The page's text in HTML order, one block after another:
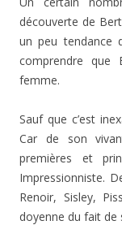
découverte de
un peu tendance
comprendre que
femme.
Sauf que c’est
Car de son
premières et
Impressionniste.
Renoir, Sisley,
doyenne du fait